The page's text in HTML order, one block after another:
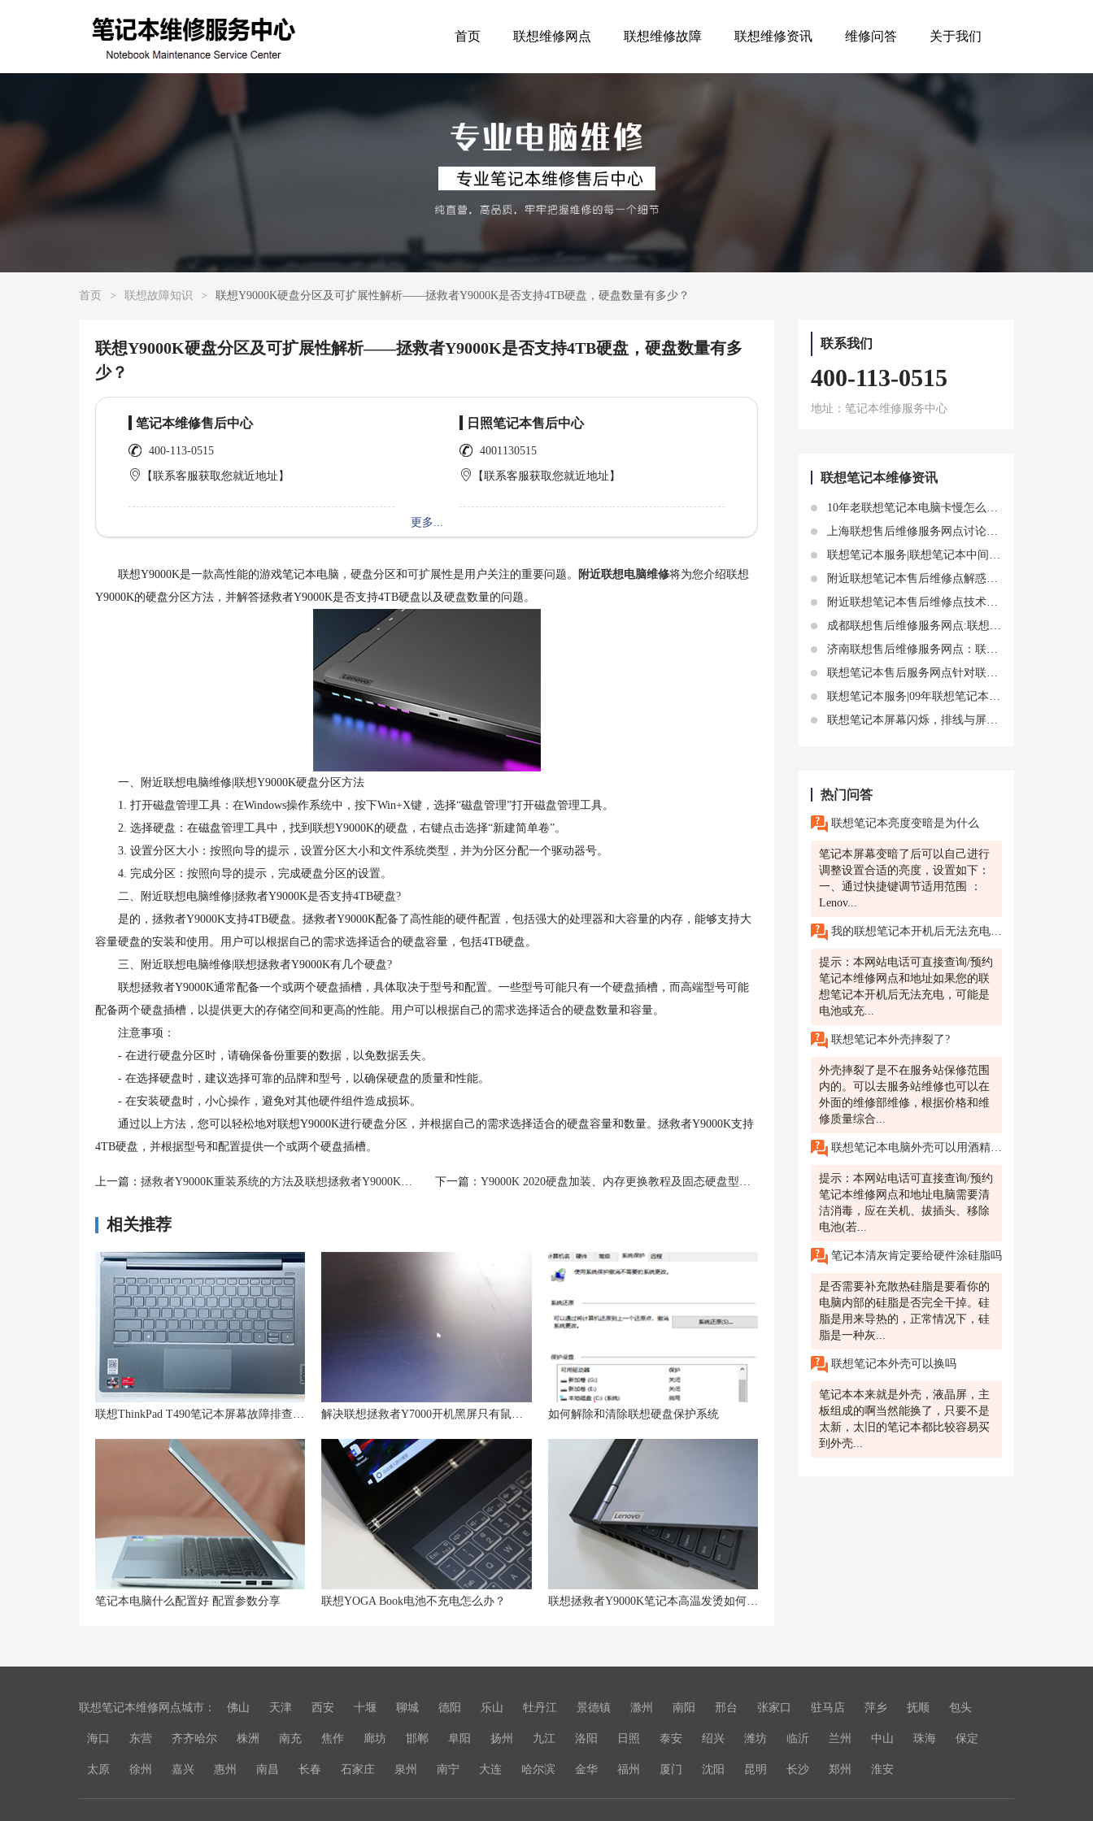
首页 联想维修网点 联想维修故障 联想维修资讯 维修问答 关于我们
首页 > 联想故障知识 > 联想Y9000K硬盘分区及可扩展性解析——拯救者Y9000K是否支持4TB硬盘，硬盘数量有多少？
联想Y9000K硬盘分区及可扩展性解析——拯救者Y9000K是否支持4TB硬盘，硬盘数量有多
少？
笔记本维修售后中心
400-113-0515
【联系客服获取您就近地址】
日照笔记本售后中心
4001130515
【联系客服获取您就近地址】
更多...
联想Y9000K是一款高性能的游戏笔记本电脑，硬盘分区和可扩展性是用户关注的重要问题。 附近联想电脑维修将为您介绍联想
Y9000K的硬盘分区方法，并解答拯救者Y9000K是否支持4TB硬盘以及硬盘数量的问题。
一、附近联想电脑维修|联想Y9000K硬盘分区方法
1. 打开磁盘管理工具：在Windows操作系统中，按下Win+X键，选择“磁盘管理”打开磁盘管理工具。
2. 选择硬盘：在磁盘管理工具中，找到联想Y9000K的硬盘，右键点击选择“新建简单卷”。
3. 设置分区大小：按照向导的提示，设置分区大小和文件系统类型，并为分区分配一个驱动器号。
4. 完成分区：按照向导的提示，完成硬盘分区的设置。
二、附近联想电脑维修|拯救者Y9000K是否支持4TB硬盘?
是的，拯救者Y9000K支持4TB硬盘。拯救者Y9000K配备了高性能的硬件配置，包括强大的处理器和大容量的内存，能够支持大
容量硬盘的安装和使用。用户可以根据自己的需求选择适合的硬盘容量，包括4TB硬盘。
三、附近联想电脑维修|联想拯救者Y9000K有几个硬盘?
联想拯救者Y9000K通常配备一个或两个硬盘插槽，具体取决于型号和配置。一些型号可能只有一个硬盘插槽，而高端型号可能
配备两个硬盘插槽，以提供更大的存储空间和更高的性能。用户可以根据自己的需求选择适合的硬盘数量和容量。
注意事项：
- 在进行硬盘分区时，请确保备份重要的数据，以免数据丢失。
- 在选择硬盘时，建议选择可靠的品牌和型号，以确保硬盘的质量和性能。
- 在安装硬盘时，小心操作，避免对其他硬件组件造成损坏。
通过以上方法，您可以轻松地对联想Y9000K进行硬盘分区，并根据自己的需求选择适合的硬盘容量和数量。拯救者Y9000K支持
4TB硬盘，并根据型号和配置提供一个或两个硬盘插槽。
上一篇： 拯救者Y9000K重装系统的方法及联想拯救者Y9000K如何安装Win11系统——U盘快速安装教程 下一篇： Y9000K 2020硬盘加装、内存更换教程及固态硬盘型号解析
相关推荐
如何解除和清除联想硬盘保护系统
笔记本电脑什么配置好 配置参数分享 联想YOGA Book电池不充电怎么办？ 联想拯救者Y9000K笔记本高温发烫如何应对？专家建议揭秘！
联系我们
400-113-0515
地址：笔记本维修服务中心
联想笔记本维修资讯
10年老联想笔记本电脑卡慢怎么办 10年老联想卡顿解决方法
上海联想售后维修服务网点讨论联想笔记本电脑开机时蓝屏无法进入系统
联想笔记本服务|联想笔记本中间的键盘坏了怎么办 有几种方法解决
附近联想笔记本售后维修点解惑：联想笔记本电脑不开机也耗电吗
附近联想笔记本售后维修点技术检测联想电脑进水能开机吗问题
成都联想售后维修服务网点:联想笔记本电脑电池无法充满的原因和解决办法
济南联想售后维修服务网点：联想小新待机发热问题解决 联想小新电脑发热怎么办
联想笔记本售后服务网点针对联想笔记本充电充不进去故障问题解析
联想笔记本服务|09年联想笔记本电脑装什么系统详细介绍
联想笔记本屏幕闪烁，排线与屏幕维修
热门问答
联想笔记本亮度变暗是为什么
笔记本屏幕变暗了后可以自己进行
调整设置合适的亮度，设置如下：
一、通过快捷键调节适用范围 ：
Lenov...
我的联想笔记本开机后无法充电，怎么办?昆山有联想售后维修服务网点吗?
提示：本网站电话可直接查询/预约
笔记本维修网点和地址如果您的联
想笔记本开机后无法充电，可能是
电池或充...
联想笔记本外壳摔裂了?
外壳摔裂了是不在服务站保修范围
内的。可以去服务站维修也可以在
外面的维修部维修，根据价格和维
修质量综合...
联想笔记本电脑外壳可以用酒精擦吗？杭州的联想售后可靠吗？
提示：本网站电话可直接查询/预约
笔记本维修网点和地址电脑需要清
洁消毒，应在关机、拔插头、移除
电池(若...
笔记本清灰肯定要给硬件涂硅脂吗
是否需要补充散热硅脂是要看你的
电脑内部的硅脂是否完全干掉。硅
脂是用来导热的，正常情况下，硅
脂是一种灰...
联想笔记本外壳可以换吗
笔记本本来就是外壳，液晶屏，主
板组成的啊当然能换了，只要不是
太新，太旧的笔记本都比较容易买
到外壳...
联想笔记本维修网点城市： 佛山 天津 西安 十堰 聊城 德阳 乐山 牡丹江 景德镇 滁州 南阳 邢台 张家口 驻马店 萍乡 抚顺 包头
海口 东营 齐齐哈尔 株洲 南充 焦作 廊坊 邯郸 阜阳 扬州 九江 洛阳 日照 泰安 绍兴 潍坊 临沂 兰州 中山 珠海 保定
太原 徐州 嘉兴 惠州 南昌 长春 石家庄 泉州 南宁 大连 哈尔滨 金华 福州 厦门 沈阳 昆明 长沙 郑州 淮安